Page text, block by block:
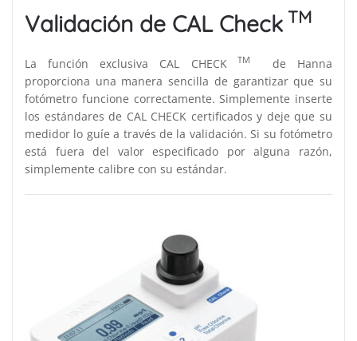
Validación de CAL Check TM
La función exclusiva CAL CHECK TM
de Hanna
proporciona una manera sencilla de garantizar que su
fotómetro funcione correctamente. Simplemente inserte
los estándares de CAL CHECK certificados y deje que su
medidor lo guíe a través de la validación. Si su fotómetro
está fuera del valor especificado por alguna razón,
simplemente calibre con su estándar.